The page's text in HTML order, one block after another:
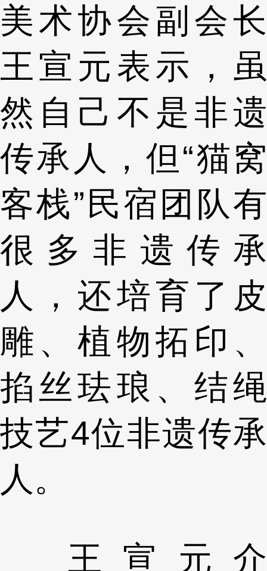
美术协会副会长
王宣元表示，虽
然自己不是非遗
传承人，但“猫窝
客栈”民宿团队有
很多非遗传承
人，还培育了皮
雕、植物拓印、
掐丝珐琅、结绳
技艺4位非遗传承
人。
王宣元介